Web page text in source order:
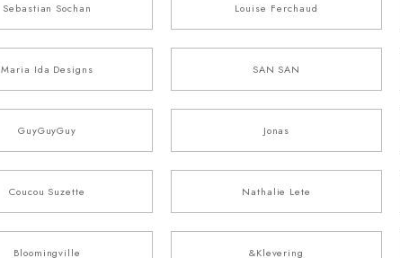
Sebastian Sochan Louise Ferchaud
Maria Ida Designs SAN SAN
GuyGuyGuy Jonas
Coucou Suzette Nathalie Lete
Bloomingville &Klevering